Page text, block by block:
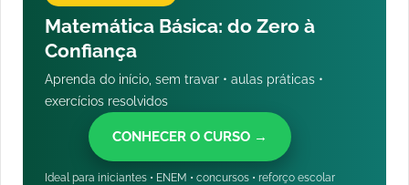
Matemática Básica: do Zero à
Confiança
Aprenda do início, sem travar • aulas práticas •
exercícios resolvidos
CONHECER O CURSO →
Ideal para iniciantes • ENEM • concursos • reforço escolar